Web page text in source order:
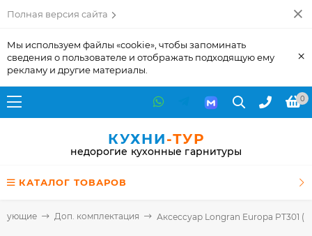
Полная версия сайта
Мы используем файлы «cookie», чтобы запоминать
сведения о пользователе и отображать подходящую ему
рекламу и другие материалы.
×
0
КУХНИ-ТУР
недорогие кухонные гарнитуры
КАТАЛОГ ТОВАРОВ
Доп. комплектация Аксессуар Longran Europa PT301